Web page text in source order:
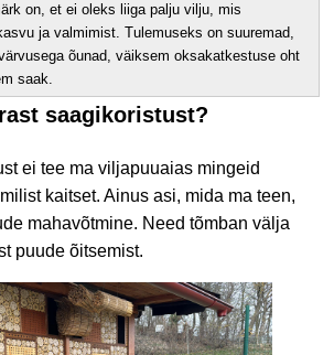
on, et ei oleks liiga palju vilju, mis
ja valmimist. Tulemuseks on suuremad,
õunad, väiksem oksakatkestuse oht
saak.
saagikoristust?
ei tee ma viljapuuaias mingeid
kaitset. Ainus asi, mida ma teen,
mahavõtmine. Need tõmban välja
puude õitsemist.